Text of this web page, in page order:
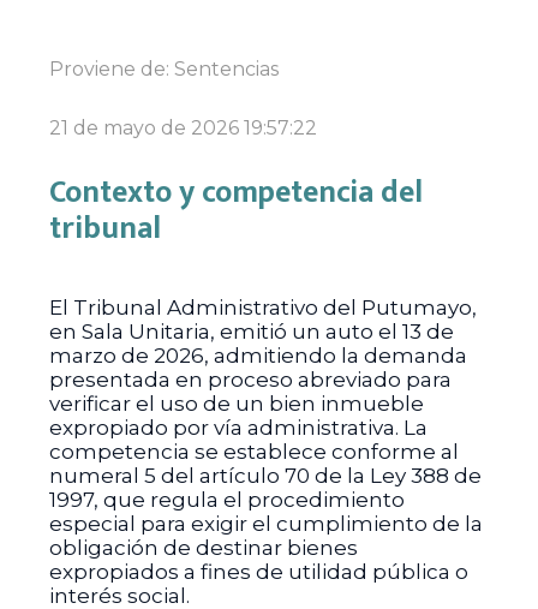
Proviene de: Sentencias
21 de mayo de 2026 19:57:22
Contexto y competencia del
tribunal
El Tribunal Administrativo del Putumayo,
en Sala Unitaria, emitió un auto el 13 de
marzo de 2026, admitiendo la demanda
presentada en proceso abreviado para
verificar el uso de un bien inmueble
expropiado por vía administrativa. La
competencia se establece conforme al
numeral 5 del artículo 70 de la Ley 388 de
1997, que regula el procedimiento
especial para exigir el cumplimiento de la
obligación de destinar bienes
expropiados a fines de utilidad pública o
interés social.